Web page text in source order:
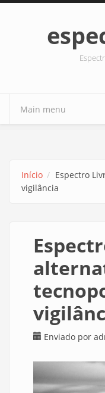
Pular para o conteúdo
Início
Espectro
vigilância
Enviado por